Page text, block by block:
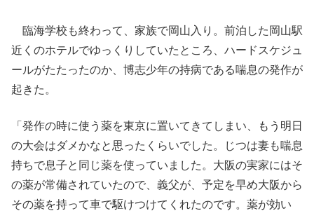
臨海学校も終わって、家族で岡山入り。前泊した岡山駅
近くのホテルでゆっくりしていたところ、ハードスケジュ
ールがたたったのか、博志少年の持病である喘息の発作が
起きた。
「発作の時に使う薬を東京に置いてきてしまい、もう明日
の大会はダメかなと思ったくらいでした。じつは妻も喘息
持ちで息子と同じ薬を使っていました。大阪の実家にはそ
の薬が常備されていたので、義父が、予定を早め大阪から
その薬を持って車で駆けつけてくれたのです。薬が効い